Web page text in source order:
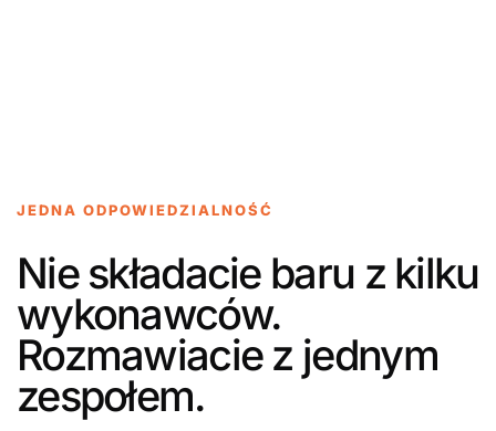
JEDNA ODPOWIEDZIALNOŚĆ
Nie składacie baru z kilku
wykonawców.
Rozmawiacie z jednym
zespołem.